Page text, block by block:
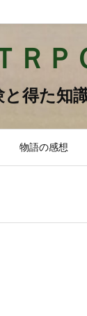
ＲＰ
得た知
物語の感想